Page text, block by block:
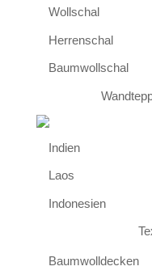
Wollschal
Herrenschal
Baumwollschal
Indien
Laos
Indonesien
Baumwolldecken